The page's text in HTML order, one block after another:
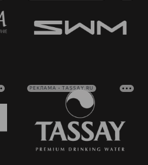
РЕКЛАМА • TASSAY.RU